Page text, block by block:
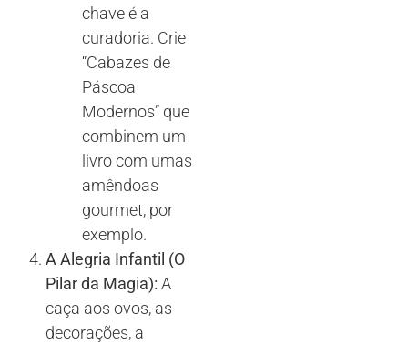
chave é a
curadoria. Crie
“Cabazes de
Páscoa
Modernos” que
combinem um
livro com umas
amêndoas
gourmet, por
exemplo.
A Alegria Infantil (O
Pilar da Magia): A
caça aos ovos, as
decorações, a